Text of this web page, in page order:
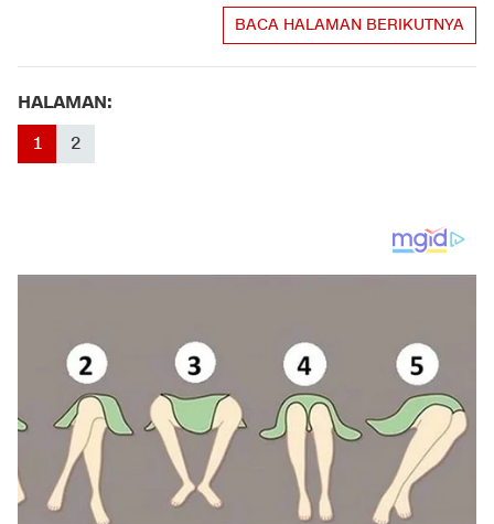
BACA HALAMAN BERIKUTNYA
HALAMAN:
1 2